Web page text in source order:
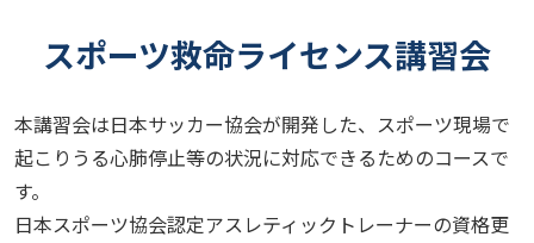
スポーツ救命ライセンス講習会
本講習会は日本サッカー協会が開発した、スポーツ現場で
起こりうる心肺停止等の状況に対応できるためのコースで
す。
日本スポーツ協会認定アスレティックトレーナーの資格更